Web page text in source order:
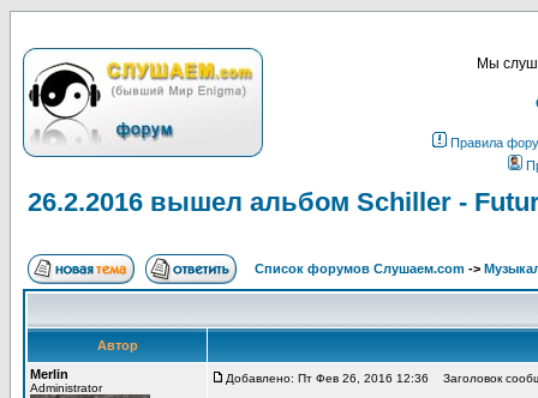
Мы
Правила
26.2.2016 вышел альбом Schiller -
Список форумов Слушаем.com ->
Автор
Merlin
Administrator
Добавлено: Пт Фев 26, 2016 12:36 Заголовок